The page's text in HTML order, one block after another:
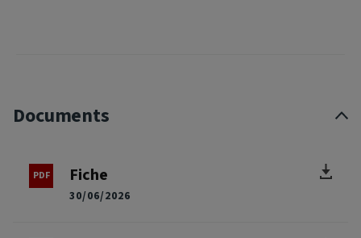
Documents
30/06/2026
Fiche